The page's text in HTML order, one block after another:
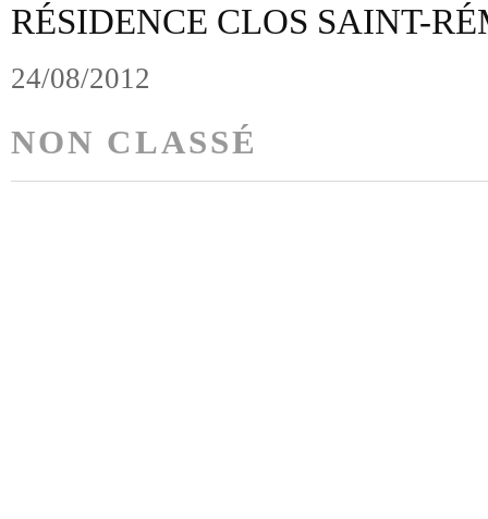
RÉSIDENCE CLOS SAINT-
24/08/2012
NON CLASSÉ